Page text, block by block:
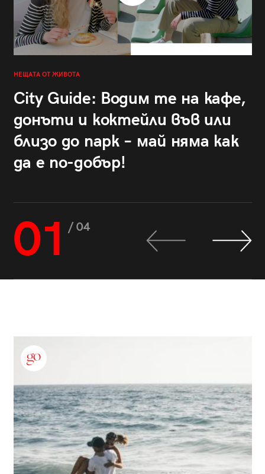
НЕЩАТА ОТ ЖИВОТА
City Guide: Водим те на кафе,
донъти и коктейли във или
близо до парк – май няма как
да е по-добър!
01 / 04